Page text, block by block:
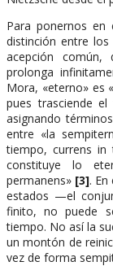
Para ponernos en
distinción entre
acepción
prolonga
Mora, «eterno» es
pues trasciende el
asignando
entre «la
tiempo, currens in
constituye lo
permanens» [3].
estados —el
finito, no puede
tiempo. No así la
un montón de
vez de forma